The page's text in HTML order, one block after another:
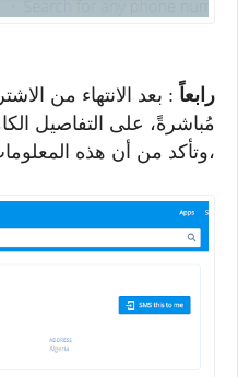
رابعاً : بعد الانتهاء من
مُباشرةً، على التفاصيل
،وتأكد من أن هذه المعلومات